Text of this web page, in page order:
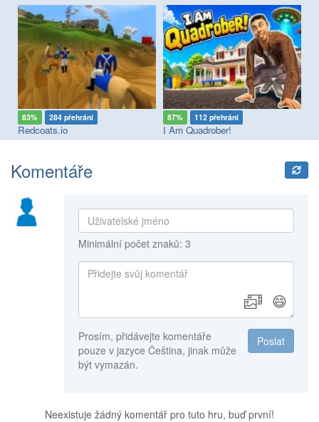
83% 284 přehrání
Redcoats.io
87% 112 přehrání
I Am Quadrober!
Komentáře
Minimální počet znaků: 3
😄
Poslat
Prosím, přidávejte komentáře
pouze v jazyce Čeština, jinak může
být vymazán.
Neexistuje žádný komentář pro tuto hru, buď první!